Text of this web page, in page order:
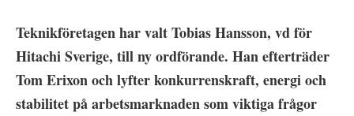
Teknikföretagen har valt Tobias Hansson, vd för
Hitachi Sverige, till ny ordförande. Han efterträder
Tom Erixon och lyfter konkurrenskraft, energi och
stabilitet på arbetsmarknaden som viktiga frågor